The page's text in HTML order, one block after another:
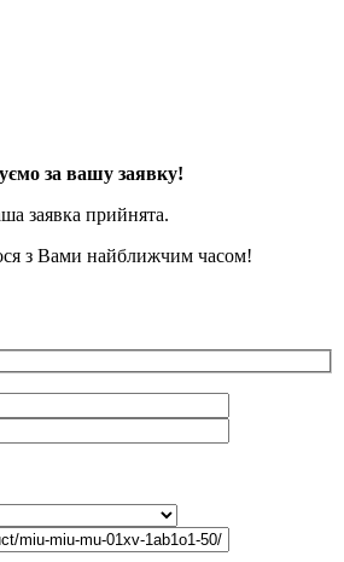
за вашу заявку!
заявка прийнята.
з Вами найближчим часом!